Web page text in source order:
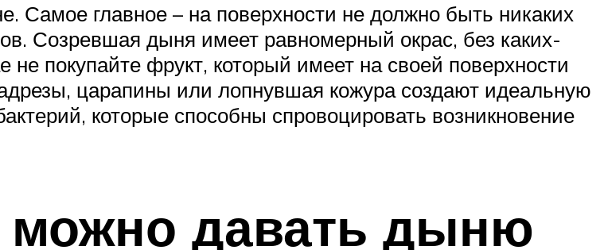
Самое главное – на поверхности не должно быть никаких
Созревшая дыня имеет равномерный окрас, без каких-
покупайте фрукт, который имеет на своей поверхности
царапины или лопнувшая кожура создают идеальную
которые способны спровоцировать возникновение
можно давать дыню